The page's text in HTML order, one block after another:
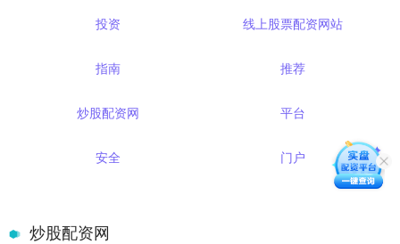
投资 线上股票配资网站
指南 推荐
炒股配资网 平台
安全 门户
炒股配资网